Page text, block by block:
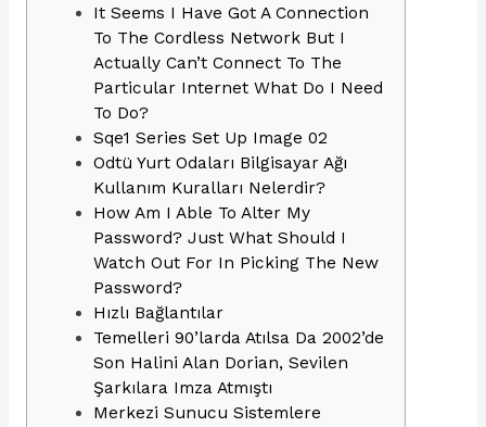
It Seems I Have Got A Connection
To The Cordless Network But I
Actually Can’t Connect To The
Particular Internet What Do I Need
To Do?
Sqe1 Series Set Up Image 02
Odtü Yurt Odaları Bilgisayar Ağı
Kullanım Kuralları Nelerdir?
How Am I Able To Alter My
Password? Just What Should I
Watch Out For In Picking The New
Password?
Hızlı Bağlantılar
Temelleri 90’larda Atılsa Da 2002’de
Son Halini Alan Dorian, Sevilen
Şarkılara Imza Atmıştı
Merkezi Sunucu Sistemlere